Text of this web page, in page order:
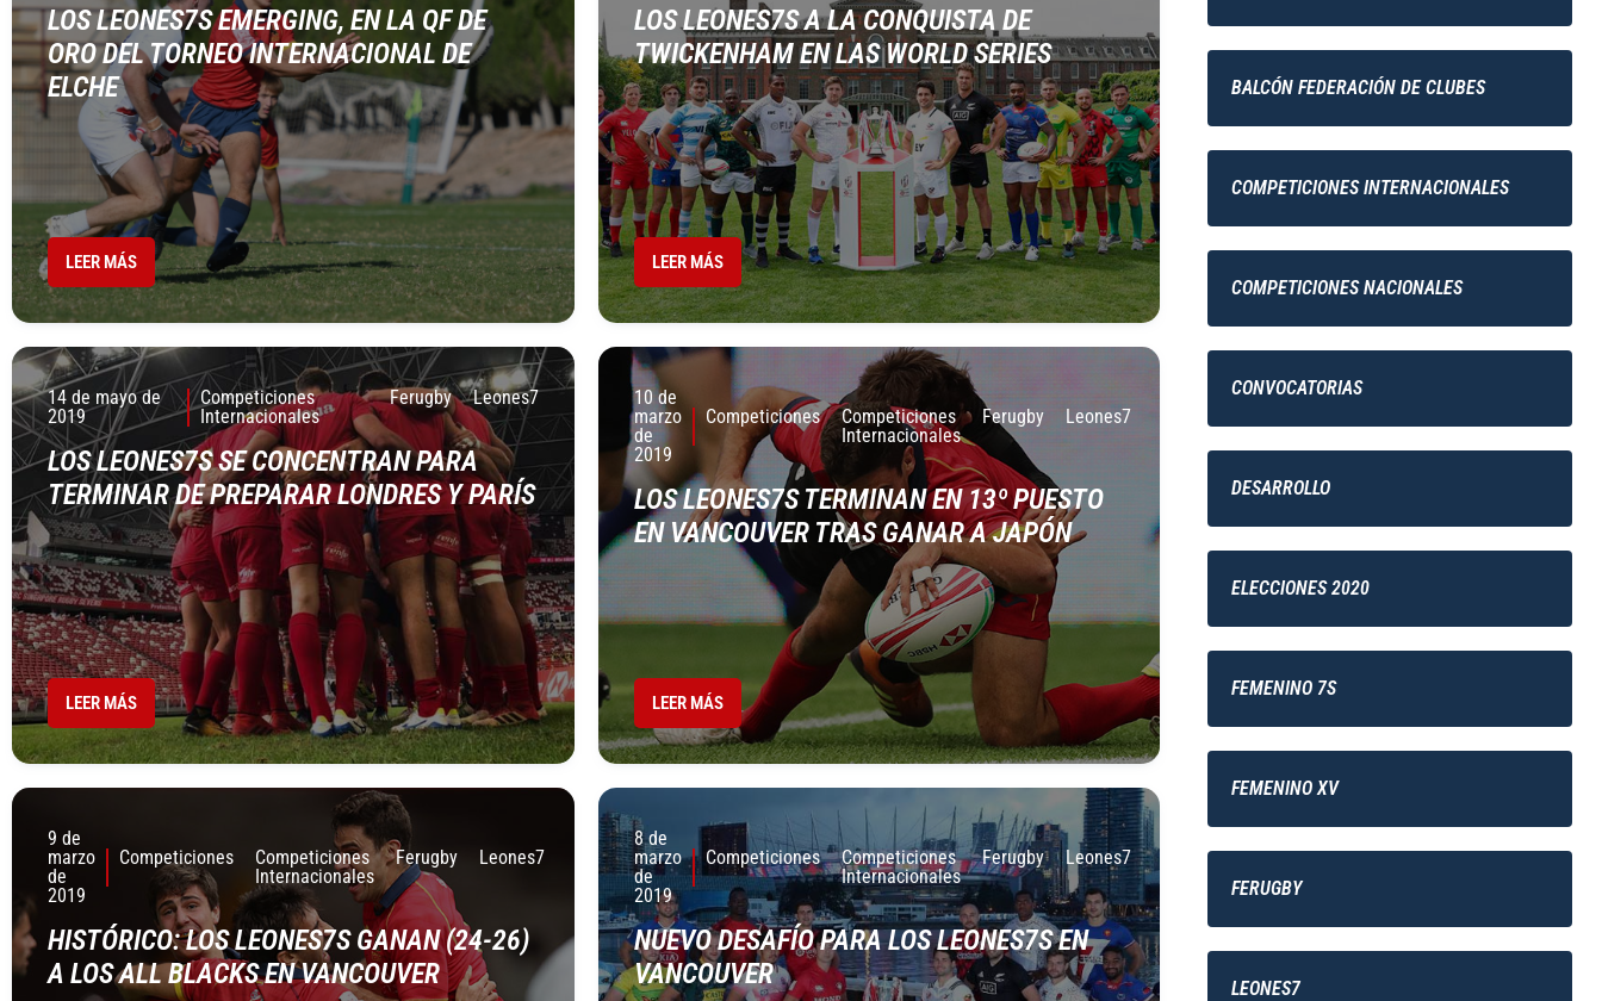
LOS LEONES7S EMERGING, EN LA QF DE
ORO DEL TORNEO INTERNACIONAL DE
ELCHE
LEER MÁS
LOS LEONES7S A LA CONQUISTA DE
TWICKENHAM EN LAS WORLD SERIES
LEER MÁS
14 de mayo de
2019
Competiciones
Internacionales
Ferugby Leones7
LOS LEONES7S SE CONCENTRAN PARA
TERMINAR DE PREPARAR LONDRES Y PARÍS
LEER MÁS
10 de
marzo
de
2019
Competiciones
Competiciones
Internacionales
Ferugby Leones7
LOS LEONES7S TERMINAN EN 13º PUESTO
EN VANCOUVER TRAS GANAR A JAPÓN
LEER MÁS
9 de
marzo
de
2019
Competiciones
Competiciones
Internacionales
Ferugby Leones7
HISTÓRICO: LOS LEONES7S GANAN (24-26)
A LOS ALL BLACKS EN VANCOUVER
8 de
marzo
de
2019
Competiciones
Competiciones
Internacionales
Ferugby Leones7
NUEVO DESAFÍ­O PARA LOS LEONES7S EN
VANCOUVER
BALCÓN FEDERACIÓN DE CLUBES
COMPETICIONES INTERNACIONALES
COMPETICIONES NACIONALES
CONVOCATORIAS
DESARROLLO
ELECCIONES 2020
FEMENINO 7S
FEMENINO XV
FERUGBY
LEONES7